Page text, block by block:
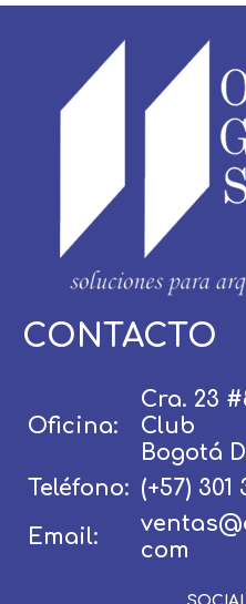
CONTACTO
Oficina:
Cra. 23
Club
Bogotá
Teléfono: (+57) 301
Email:
com
Usuario / Email:
Contraseña:
Recordar